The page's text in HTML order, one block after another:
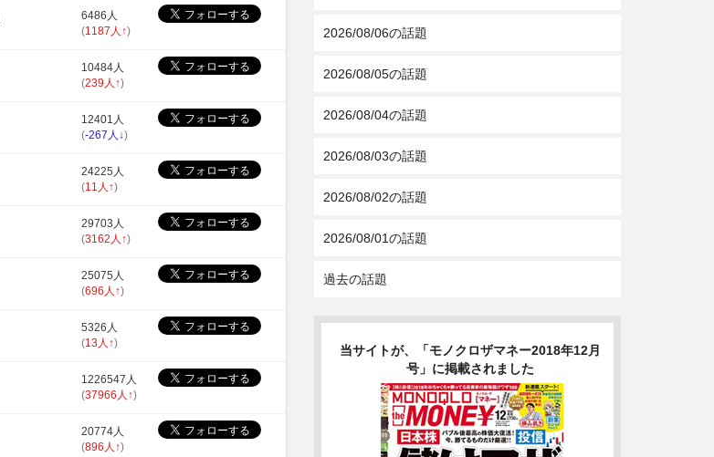
6486人
(1187人 ↑)
10484人
(239人 ↑)
12401人
(-267人 ↓)
24225人
(11人 ↑)
29703人
(3162人 ↑)
25075人
(696人 ↑)
5326人
(13人 ↑)
1226547人
(37966人 ↑)
20774人
(896人 ↑)
2026/08/06の話題
2026/08/05の話題
2026/08/04の話題
2026/08/03の話題
2026/08/02の話題
2026/08/01の話題
過去の話題
当サイトが、「モノクロザマネー2018年12月
号」に掲載されました